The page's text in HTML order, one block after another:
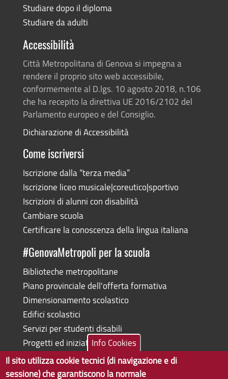
Studiare dopo il diploma
Studiare da adulti
Accessibilità
Città Metropolitana di Genova si impegna a
rendere il proprio sito web accessibile,
conformemente al D.lgs. 10 agosto 2018, n.106
che ha recepito la direttiva UE 2016/2102 del
Parlamento europeo e del Consiglio.
Dichiarazione di Accessibilità
Come iscriversi
Iscrizione dalla “terza media”
Iscrizione liceo musicale|coreutico|sportivo
Iscrizioni di alunni con disabilità
Cambiare scuola
Certificare la conoscenza della lingua italiana
#GenovaMetropoli per la scuola
Biblioteche metropolitane
Piano provinciale dell'offerta formativa
Dimensionamento scolastico
Edifici scolastici
Servizi per studenti disabili
Progetti ed iniziativeInfo Cookies
Il sito utilizza cookie tecnici (di navigazione e di
sessione) che garantiscono la normale